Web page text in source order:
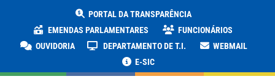
PORTAL DA TRANSPARÊNCIA
EMENDAS PARLAMENTARES
FUNCIONÁRIOS
OUVIDORIA
DEPARTAMENTO DE T.I.
WEBMAIL
E-SIC